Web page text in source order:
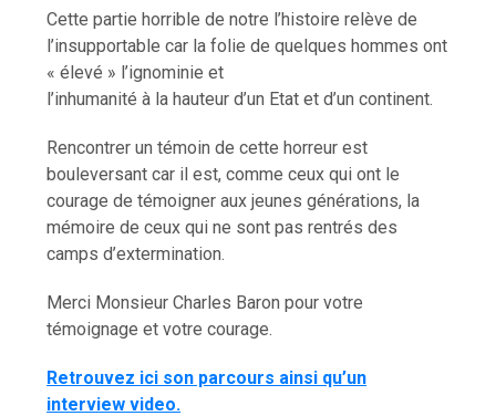
Cette partie horrible de notre l’histoire relève de
l’insupportable car la folie de quelques hommes ont
« élevé » l’ignominie et
l’inhumanité à la hauteur d’un Etat et d’un continent.
Rencontrer un témoin de cette horreur est
bouleversant car il est, comme ceux qui ont le
courage de témoigner aux jeunes générations, la
mémoire de ceux qui ne sont pas rentrés des
camps d’extermination.
Merci Monsieur Charles Baron pour votre
témoignage et votre courage.
Retrouvez ici son parcours ainsi qu’un
interview video.